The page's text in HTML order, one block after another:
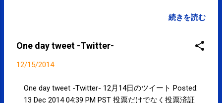
て ≫ やってます！ 選挙割 −衆院選2014− ≫続きを読む
One day tweet -Twitter-
12/15/2014
One day tweet -Twitter- 12月14日のツイート Posted:
13 Dec 2014 04:39 PM PST 投票だけでなく投票済証